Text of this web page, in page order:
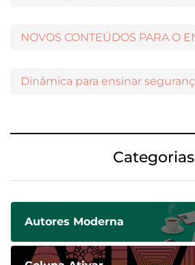
Categorias
Autores Moderna